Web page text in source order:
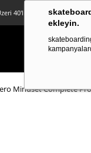
ekleyin.
40'lı Sticker Paketi
KAYKAY
Mindset Complete